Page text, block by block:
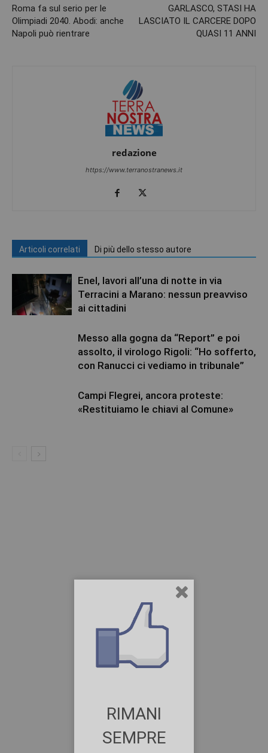
Roma fa sul serio per le
Olimpiadi 2040. Abodi: anche
Napoli può rientrare
GARLASCO, STASI HA
LASCIATO IL CARCERE DOPO
QUASI 11 ANNI
redazione
https://www.terranostranews.it
Articoli correlati Di più dello stesso autore
Enel, lavori all’una di notte in via
Terracini a Marano: nessun preavviso
ai cittadini
Messo alla gogna da “Report” e poi
assolto, il virologo Rigoli: “Ho sofferto,
con Ranucci ci vediamo in tribunale”
Campi Flegrei, ancora proteste:
«Restituiamo le chiavi al Comune»
RIMANI
SEMPRE